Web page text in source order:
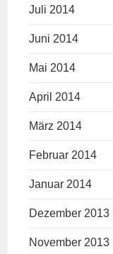
Juli 2014
Juni 2014
Mai 2014
April 2014
März 2014
Februar 2014
Januar 2014
Dezember 2013
November 2013